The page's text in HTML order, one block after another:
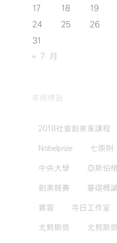
17
18 19
24
25 26
31
« 7 月
常用標籤
2018社會創業家課程
Nobelprize 七原則
中央大學 亞斯伯
創業競賽 基礎概論
實習 寺日工作室
尤努斯獎 尤努斯